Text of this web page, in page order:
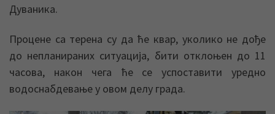
Дуваника.
Процене са терена су да ће квар, уколико не дође
до непланираних ситуација, бити отклоњен до 11
часова, након чега ће се успоставити уредно
водоснабдевање у овом делу града.